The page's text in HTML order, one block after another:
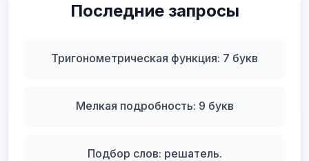
Последние запросы
Тригонометрическая функция: 7 букв
Мелкая подробность: 9 букв
Подбор слов: решатель.